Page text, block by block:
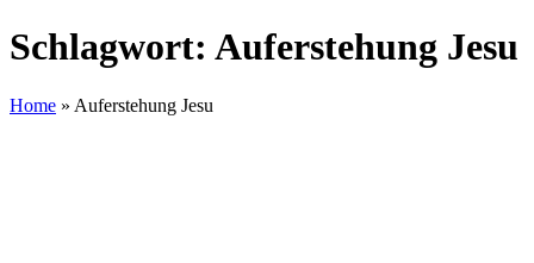
Schlagwort: Auferstehung Jesu
Home » Auferstehung Jesu